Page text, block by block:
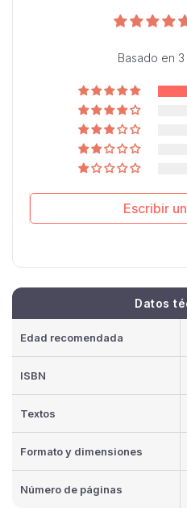
Basado en
Escribir
Datos
Edad recomendada
ISBN
Textos
Formato y dimensiones
Número de páginas